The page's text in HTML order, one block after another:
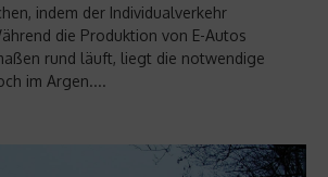
indem der Individualverkehr
die Produktion von E-Autos
rund läuft, liegt die notwendige
im Argen....